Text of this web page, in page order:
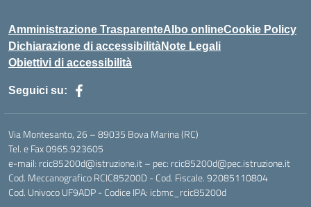
Amministrazione TrasparenteAlbo onlineCookie Policy
Dichiarazione di accessibilitàNote Legali
Obiettivi di accessibilità
Seguici su:
Via Montesanto, 26 – 89035 Bova Marina (RC)
Tel. e Fax 0965.923605
e-mail: rcic85200d@istruzione.it – pec: rcic85200d@pec.istruzione.it
Cod. Meccanografico RCIC85200D - Cod. Fiscale. 92085110804
Cod. Univoco UF9ADP - Codice IPA: icbmc_rcic85200d